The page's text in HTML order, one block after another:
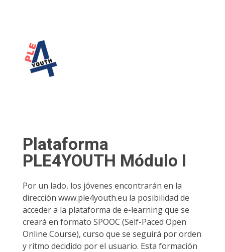
Plataforma
PLE4YOUTH Módulo I
Por un lado, los jóvenes encontrarán en la
dirección www.ple4youth.eu la posibilidad de
acceder a la plataforma de e-learning que se
creará en formato SPOOC (Self-Paced Open
Online Course), curso que se seguirá por orden
y ritmo decidido por el usuario. Esta formación